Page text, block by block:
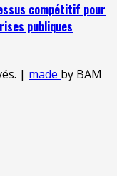
compétitif pour
publiques
| made by BAM